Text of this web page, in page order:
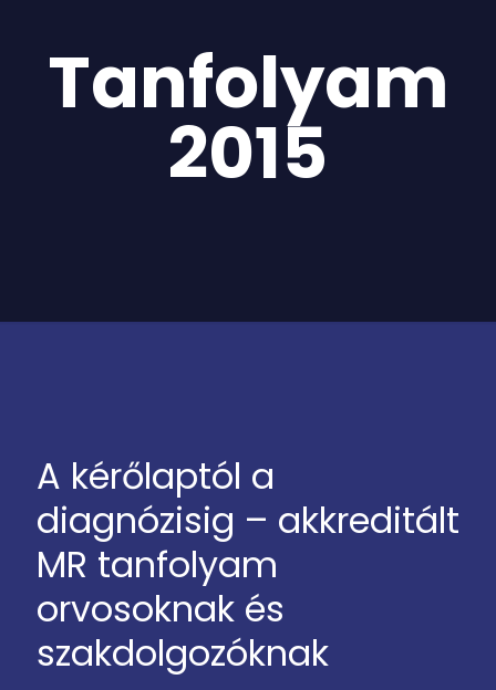
Tanfolyam
2015
A kérőlaptól a
diagnózisig – akkreditált
MR tanfolyam
orvosoknak és
szakdolgozóknak